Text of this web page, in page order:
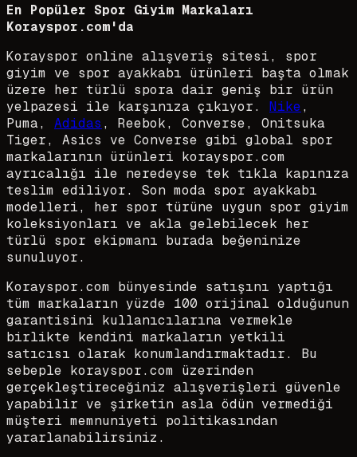
En Popüler Spor Giyim Markaları
Korayspor.com'da
Korayspor online alışveriş sitesi, spor
giyim ve spor ayakkabı ürünleri başta olmak
üzere her türlü spora dair geniş bir ürün
yelpazesi ile karşınıza çıkıyor. Nike,
Puma, Adidas , Reebok, Converse, Onitsuka
Tiger, Asics ve Converse gibi global spor
markalarının ürünleri korayspor.com
ayrıcalığı ile neredeyse tek tıkla kapınıza
teslim ediliyor. Son moda spor ayakkabı
modelleri, her spor türüne uygun spor giyim
koleksiyonları ve akla gelebilecek her
türlü spor ekipmanı burada beğeninize
sunuluyor.
Korayspor.com bünyesinde satışını yaptığı
tüm markaların yüzde 100 orijinal olduğunun
garantisini kullanıcılarına vermekle
birlikte kendini markaların yetkili
satıcısı olarak konumlandırmaktadır. Bu
sebeple korayspor.com üzerinden
gerçekleştireceğiniz alışverişleri güvenle
yapabilir ve şirketin asla ödün vermediği
müşteri memnuniyeti politikasından
yararlanabilirsiniz.